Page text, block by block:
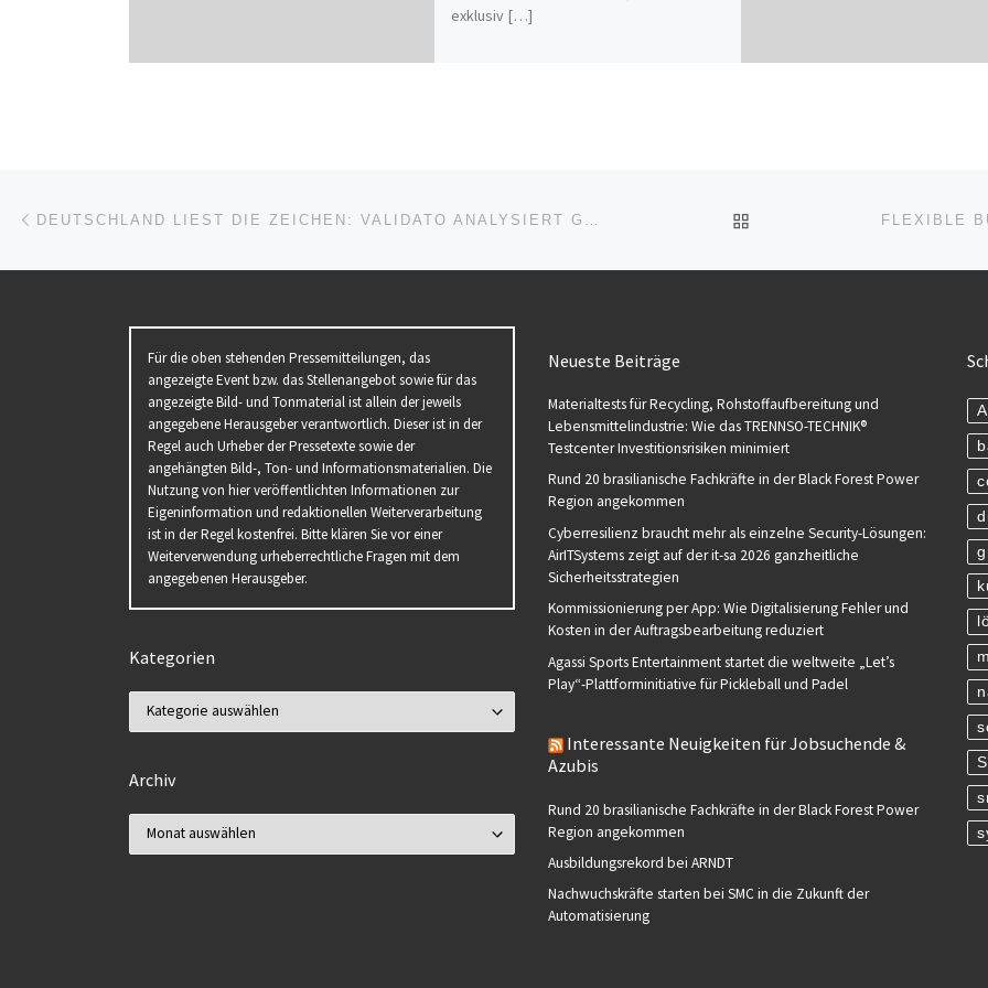
exklusiv […]
Beitragsnavigation ZURÜCK ZUR
Für die oben stehenden Pressemitteilungen, das
angezeigte Event bzw. das Stellenangebot sowie für das
angezeigte Bild- und Tonmaterial ist allein der jeweils
angegebene Herausgeber verantwortlich. Dieser ist in der
Regel auch Urheber der Pressetexte sowie der
angehängten Bild-, Ton- und Informationsmaterialien. Die
Nutzung von hier veröffentlichten Informationen zur
Eigeninformation und redaktionellen Weiterverarbeitung
ist in der Regel kostenfrei. Bitte klären Sie vor einer
Weiterverwendung urheberrechtliche Fragen mit dem
angegebenen Herausgeber.
Kategorien
Archiv
Neueste Beiträge
Materialtests für Recycling, Rohstoffaufbereitung und
Lebensmittelindustrie: Wie das TRENNSO-TECHNIK®
Testcenter Investitionsrisiken minimiert
Rund 20 brasilianische Fachkräfte in der Black Forest Power
Region angekommen
Cyberresilienz braucht mehr als einzelne Security-Lösungen:
AirITSystems zeigt auf der it-sa 2026 ganzheitliche
Sicherheitsstrategien
Kommissionierung per App: Wie Digitalisierung Fehler und
Kosten in der Auftragsbearbeitung reduziert
Agassi Sports Entertainment startet die weltweite „Let’s
Play“-Plattforminitiative für Pickleball und Padel
Interessante Neuigkeiten für Jobsuchende &
Azubis
Rund 20 brasilianische Fachkräfte in der Black Forest Power
Region angekommen
Ausbildungsrekord bei ARNDT
Nachwuchskräfte starten bei SMC in die Zukunft der
Automatisierung